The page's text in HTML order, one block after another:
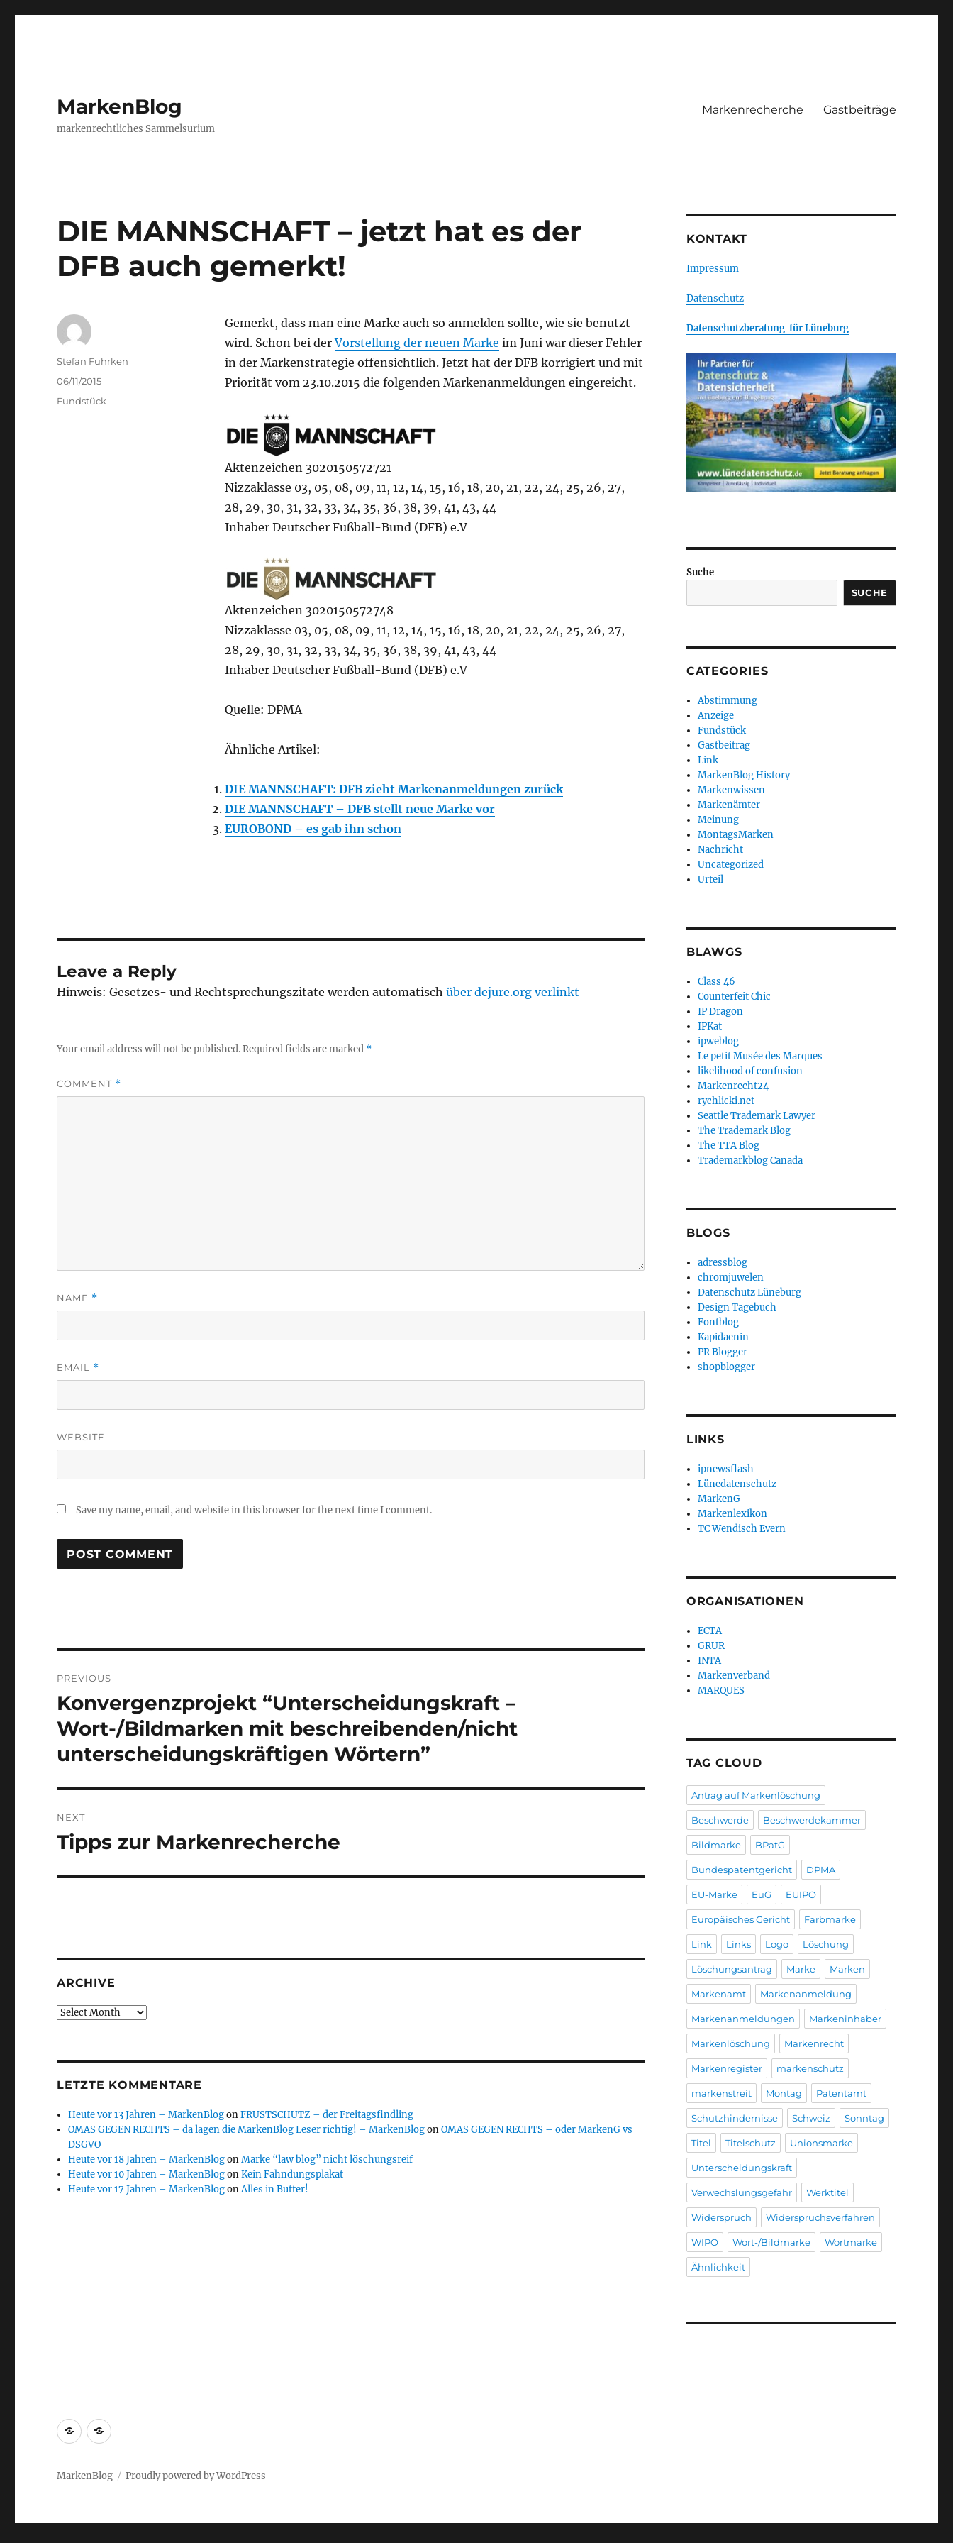
MarkenBlog
markenrechtliches Sammelsurium
Markenrecherche Gastbeiträge
DIE MANNSCHAFT – jetzt hat es der
DFB auch gemerkt!
Gemerkt, dass man eine Marke auch so anmelden sollte, wie sie benutzt
wird. Schon bei derVorstellung der neuen Marke im Juni war dieser Fehler
in der Markenstrategie offensichtlich. Jetzt hat der DFB korrigiert und mit
Priorität vom 23.10.2015 die folgenden Markenanmeldungen eingereicht.
Aktenzeichen 3020150572721
Nizzaklasse 03, 05, 08, 09, 11, 12, 14, 15, 16, 18, 20, 21, 22, 24, 25, 26, 27,
28, 29, 30, 31, 32, 33, 34, 35, 36, 38, 39, 41, 43, 44
Inhaber Deutscher Fußball-Bund (DFB) e.V
Aktenzeichen 3020150572748
Nizzaklasse 03, 05, 08, 09, 11, 12, 14, 15, 16, 18, 20, 21, 22, 24, 25, 26, 27,
28, 29, 30, 31, 32, 33, 34, 35, 36, 38, 39, 41, 43, 44
Inhaber Deutscher Fußball-Bund (DFB) e.V
Quelle: DPMA
Ähnliche Artikel:
DIE MANNSCHAFT: DFB zieht Markenanmeldungen zurück
DIE MANNSCHAFT – DFB stellt neue Marke vor
EUROBOND – es gab ihn schon
Author
Stefan Fuhrken
Posted
06/11/2015
Categories
Fundstück
Leave a Reply
Hinweis: Gesetzes- und Rechtsprechungszitate werden automatischüber dejure.org verlinkt
Your email address will not be published.Required fields are marked *
COMMENT *
NAME *
EMAIL *
WEBSITE
Save my name, email, and website in this browser for the next time I comment.
navigation
PREVIOUS
Previous
post:
Konvergenzprojekt “Unterscheidungskraft –
Wort-/Bildmarken mit beschreibenden/nicht
unterscheidungskräftigen Wörtern”
NEXT
Next
Tipps zur Markenrecherche
ARCHIVE
Archive
LETZTE KOMMENTARE
Heute vor 13 Jahren – MarkenBlogonFRUSTSCHUTZ – der Freitagsfindling
OMAS GEGEN RECHTS – da lagen die MarkenBlog Leser richtig! – MarkenBlogonOMAS GEGEN RECHTS – oder MarkenG vs
DSGVO
Heute vor 18 Jahren – MarkenBlogonMarke “law blog” nicht löschungsreif
Heute vor 10 Jahren – MarkenBlogonKein Fahndungsplakat
Heute vor 17 Jahren – MarkenBlogonAlles in Butter!
KONTAKT
Impressum
Datenschutz
Datenschutzberatung für Lüneburg
Suche
SUCHE
CATEGORIES
Abstimmung
Anzeige
Fundstück
Gastbeitrag
Link
MarkenBlog History
Markenwissen
Markenämter
Meinung
MontagsMarken
Nachricht
Uncategorized
Urteil
BLAWGS
Class 46
Counterfeit Chic
IP Dragon
IPKat
ipweblog
Le petit Musée des Marques
likelihood of confusion
Markenrecht24
rychlicki.net
Seattle Trademark Lawyer
The Trademark Blog
The TTA Blog
Trademarkblog Canada
BLOGS
adressblog
chromjuwelen
Datenschutz Lüneburg
Design Tagebuch
Fontblog
Kapidaenin
PR Blogger
shopblogger
LINKS
ipnewsflash
Lünedatenschutz
MarkenG
Markenlexikon
TC Wendisch Evern
ORGANISATIONEN
ECTA
GRUR
INTA
Markenverband
MARQUES
TAG CLOUD
Antrag auf Markenlöschung
Beschwerde Beschwerdekammer
Bildmarke BPatG
Bundespatentgericht DPMA
EU-Marke EuG EUIPO
Europäisches Gericht Farbmarke
Link Links Logo Löschung
Löschungsantrag Marke Marken
Markenamt Markenanmeldung
Markenanmeldungen Markeninhaber
Markenlöschung Markenrecht
Markenregister markenschutz
markenstreit Montag Patentamt
Schutzhindernisse Schweiz Sonntag
Titel Titelschutz Unionsmarke
Unterscheidungskraft
Verwechslungsgefahr Werktitel
Widerspruch Widerspruchsverfahren
WIPO Wort-/Bildmarke Wortmarke
Ähnlichkeit
Markenrecherche
Gastbeiträge
MarkenBlog Proudly powered by WordPress